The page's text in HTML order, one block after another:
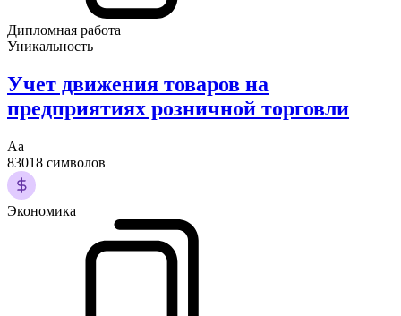
Дипломная работа
Уникальность
Учет движения товаров на
предприятиях розничной торговли
Аа
83018 символов
Экономика